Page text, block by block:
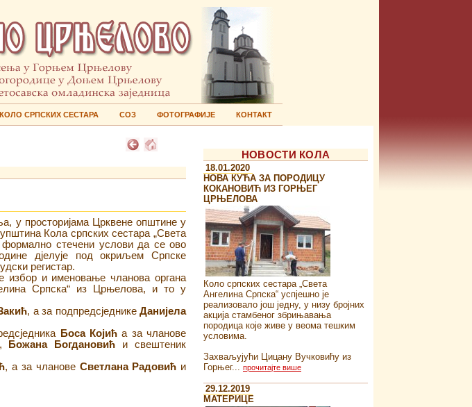
КОЛО СРПСКИХ СЕСТАРА СОЗ ФОТОГРАФИЈЕ КОНТАКТ
у просторијама Црквене општине у
Кола српских сестара „Света
стечени услови да се ово
дјелује под окриљем Српске
регистар.
избор и именовање чланова органа
Српска“ из Црњелова, и то у
, а за подпредсједникеДанијела
Боса Којић а за чланове
Божана Богдановић и свештеник
, а за чланове Светлана Радовић и
НОВОСТИ КОЛА
18.01.2020
НОВА КУЋА ЗА ПОРОДИЦУ
КОКАНОВИЋ ИЗ ГОРЊЕГ
ЦРЊЕЛОВА
Коло српских сестара „Света
Ангелина Српска“ успјешно је
реализовало још једну, у низу бројних
акција стамбеног збрињавања
породица које живе у веома тешким
условима.
Захваљујући Цицану Вучковићу из
Горњег... прочитајте више
29.12.2019
MATEРИЦЕ